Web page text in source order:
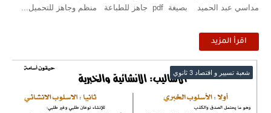
مداسي عبد الحميد بصيغة pdf جاهز للطباعة منظم وجاهز للتحميل...
اقرأ المزيد
شعبة تسيير و اقتصاد 3 ثانوي